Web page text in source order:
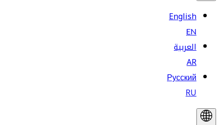
English
EN
العربية
AR
Русский
RU